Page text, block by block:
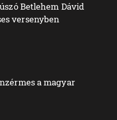
Betlehem Dávid
versenyben
a magyar